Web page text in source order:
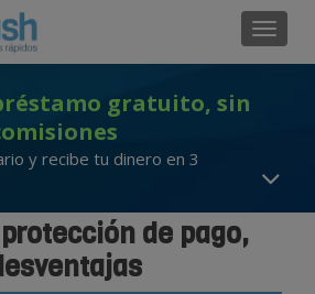
gratuito, sin
y recibe tu dinero en 3
de pago,